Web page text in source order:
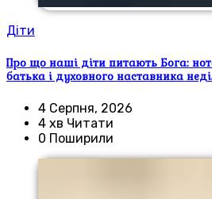
Діти
Про що наші діти питають Бога:
батька і духовного наставника
4 Серпня, 2026
4 хв Читати
0 Поширили